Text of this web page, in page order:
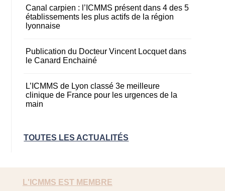
Canal carpien : l’ICMMS présent dans 4 des 5
établissements les plus actifs de la région
lyonnaise
Publication du Docteur Vincent Locquet dans
le Canard Enchainé
L’ICMMS de Lyon classé 3e meilleure
clinique de France pour les urgences de la
main
TOUTES LES ACTUALITÉS
L'ICMMS EST MEMBRE